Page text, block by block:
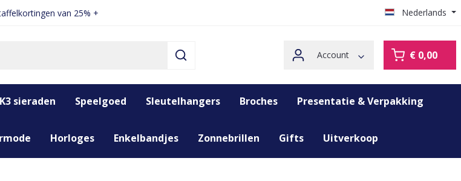
van 25% + Nederlands
Account € 0,00
K3 sieraden Speelgoed Sleutelhangers Broches Presentatie & Verpakking
Horloges Enkelbandjes Zonnebrillen Gifts Uitverkoop